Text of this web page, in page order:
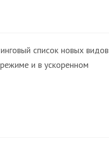
список новых видов
и в ускоренном